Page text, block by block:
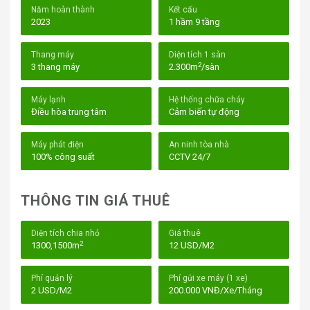
Tòa nhà New City Quận 7
I. Vị trí New City Building Quận 7 – Đường số
7, P. Tân Thuận Đông, Quận 7
New City Building tọa lạc tại mặt tiền đường số 7 – một
trong những tuyến đường huyết mạch với nhiều công ty
và tòa nhà văn phòng nổi bật.
Vị trí này không chỉ giúp di chuyển dễ dàng đến các trục
đường lớn của Quận 7 như Huỳnh Tấn Phát, Nguyễn Thị
Thập, Nguyễn Văn Linh để sang các quận 1, 2, 4 và Nhà
Bè mà còn mang lại nhiều tiện ích cho doanh nghiệp thuê
văn phòng tại đây.
Từ tòa nhà New City Building bạn có thể dễ dàng di
chuyển đến:
Năm hoàn thành
2023
Kết cấu
1 hầm 9 tầng
Thang máy
3 thang máy
Diện tích 1 sàn
2.300m2/sàn
Máy lạnh
Điều hòa trung tâm
Hệ thống chữa cháy
Cảm biến tự động
Máy phát điện
100% công suất
An ninh tòa nhà
CCTV 24/7
THÔNG TIN GIÁ THUÊ
Diện tích chia nhỏ
1300,1500m2
Giá thuê
12 USD/M2
Phí quản lý
2 USD/M2
Phí gửi xe máy (1 xe)
200.000 VNĐ/Xe/Tháng